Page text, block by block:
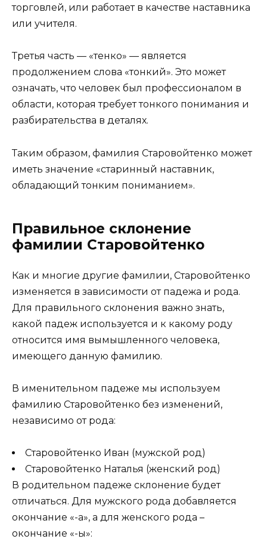
торговлей, или работает в качестве наставника
или учителя.
Третья часть — «тенко» — является
продолжением слова «тонкий». Это может
означать, что человек был профессионалом в
области, которая требует тонкого понимания и
разбирательства в деталях.
Таким образом, фамилия Старовойтенко может
иметь значение «старинный наставник,
обладающий тонким пониманием».
Правильное склонение
фамилии Старовойтенко
Как и многие другие фамилии, Старовойтенко
изменяется в зависимости от падежа и рода.
Для правильного склонения важно знать,
какой падеж используется и к какому роду
относится имя вымышленного человека,
имеющего данную фамилию.
В именительном падеже мы используем
фамилию Старовойтенко без изменений,
независимо от рода:
Старовойтенко Иван (мужской род)
Старовойтенко Наталья (женский род)
В родительном падеже склонение будет
отличаться. Для мужского рода добавляется
окончание «-а», а для женского рода –
окончание «-ы»: